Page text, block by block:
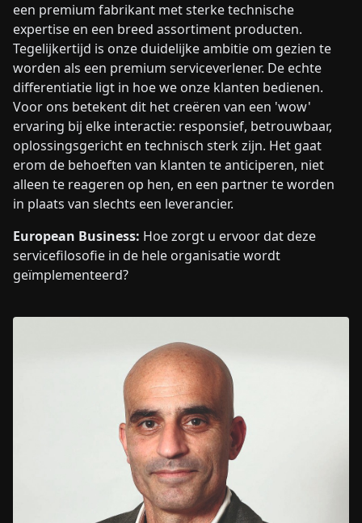
een premium fabrikant met sterke technische
expertise en een breed assortiment producten.
Tegelijkertijd is onze duidelijke ambitie om gezien te
worden als een premium serviceverlener. De echte
differentiatie ligt in hoe we onze klanten bedienen.
Voor ons betekent dit het creëren van een 'wow'
ervaring bij elke interactie: responsief, betrouwbaar,
oplossingsgericht en technisch sterk zijn. Het gaat
erom de behoeften van klanten te anticiperen, niet
alleen te reageren op hen, en een partner te worden
in plaats van slechts een leverancier.
European Business: Hoe zorgt u ervoor dat deze
servicefilosofie in de hele organisatie wordt
geïmplementeerd?